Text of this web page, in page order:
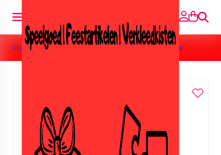
Suche
Startseite» Tekenset Strawberry shortcake blauw